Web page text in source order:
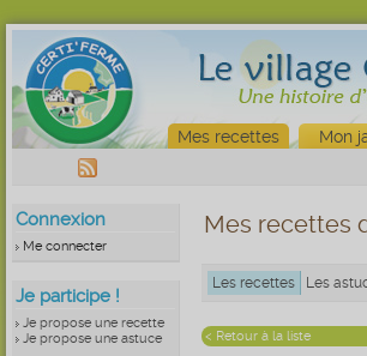
Mes recettes Mon
Connexion
Me connecter
Je participe !
Je propose une recette
Je propose une astuce
Mes recettes
Les recettes Les
< Retour à la liste